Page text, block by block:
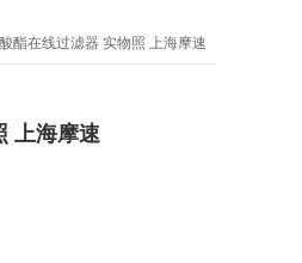
酯在线过滤器 实物照 上海摩速
上海摩速